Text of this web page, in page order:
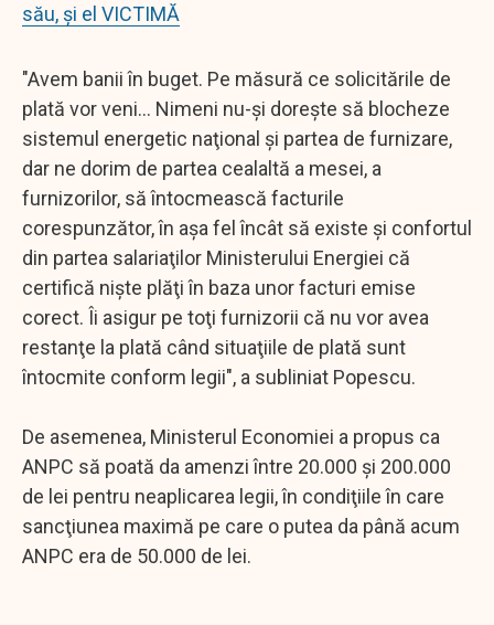
său, și el VICTIMĂ
"Avem banii în buget. Pe măsură ce solicitările de
plată vor veni... Nimeni nu-şi doreşte să blocheze
sistemul energetic naţional şi partea de furnizare,
dar ne dorim de partea cealaltă a mesei, a
furnizorilor, să întocmească facturile
corespunzător, în aşa fel încât să existe şi confortul
din partea salariaţilor Ministerului Energiei că
certifică nişte plăţi în baza unor facturi emise
corect. Îi asigur pe toţi furnizorii că nu vor avea
restanţe la plată când situaţiile de plată sunt
întocmite conform legii", a subliniat Popescu.
De asemenea, Ministerul Economiei a propus ca
ANPC să poată da amenzi între 20.000 şi 200.000
de lei pentru neaplicarea legii, în condiţiile în care
sancţiunea maximă pe care o putea da până acum
ANPC era de 50.000 de lei.